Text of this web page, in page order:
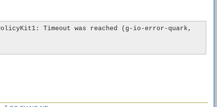
Timeout was reached (g-io-error-quark,